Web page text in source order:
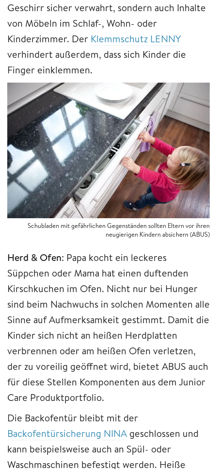
Geschirr sicher verwahrt, sondern auch Inhalte
von Möbeln im Schlaf-, Wohn- oder
Kinderzimmer. Der Klemmschutz LENNY
verhindert außerdem, dass sich Kinder die
Finger einklemmen.
Schubladen mit gefährlichen Gegenständen sollten Eltern vor ihren
neugierigen Kindern absichern (ABUS)
Herd & Ofen: Papa kocht ein leckeres
Süppchen oder Mama hat einen duftenden
Kirschkuchen im Ofen. Nicht nur bei Hunger
sind beim Nachwuchs in solchen Momenten alle
Sinne auf Aufmerksamkeit gestimmt. Damit die
Kinder sich nicht an heißen Herdplatten
verbrennen oder am heißen Ofen verletzen,
der zu voreilig geöffnet wird, bietet ABUS auch
für diese Stellen Komponenten aus dem Junior
Care Produktportfolio.
Die Backofentür bleibt mit der
Backofentürsicherung NINA geschlossen und
kann beispielsweise auch an Spül- oder
Waschmaschinen befestigt werden. Heiße